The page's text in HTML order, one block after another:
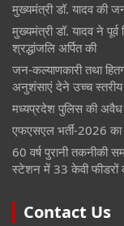
मुख्यमंत्री डॉ. यादव की
मुख्यमंत्री डॉ. यादव ने
श्रद्धांजलि अर्पित की
जन-कल्याणकारी तथा
अनुशंसाएं देने उच्च स्तरीय
मध्यप्रदेश पुलिस की अवैध
एफएसएल भर्ती-2026 का
60 वर्ष पुरानी तकनीकी
स्टेशन में 33 केवी फीडरों
Contact Us